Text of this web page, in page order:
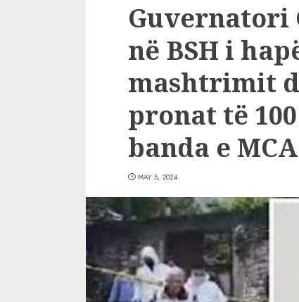
Guvernatori
në BSH i
mashtrimit
pronat të
banda e
MAY 5, 2024